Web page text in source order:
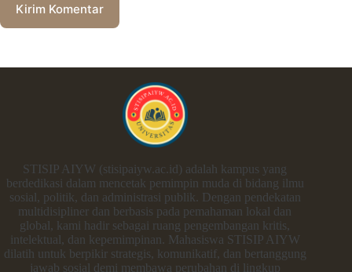
Kirim Komentar
STISIP AIYW (stisipaiyw.ac.id) adalah kampus yang
berdedikasi dalam mencetak pemimpin muda di bidang ilmu
sosial, politik, dan administrasi publik. Dengan pendekatan
multidisipliner dan berbasis pada pemahaman lokal dan
global, kami hadir sebagai ruang pengembangan kritis,
intelektual, dan kepemimpinan. Mahasiswa STISIP AIYW
dilatih untuk berpikir strategis, komunikatif, dan bertanggung
jawab sosial demi membawa perubahan di lingkup